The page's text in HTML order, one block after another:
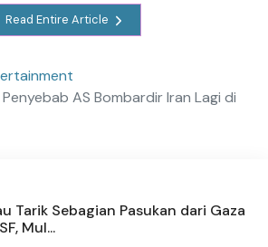
Read Entire Article
AS Bombardir Iran Lagi di
Tarik Sebagian Pasukan dari Gaza
Mul...